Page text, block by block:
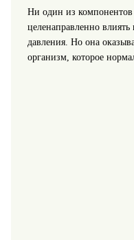
Ни один из компонентов
целенаправленно влиять
давления. Но она
организм, которое